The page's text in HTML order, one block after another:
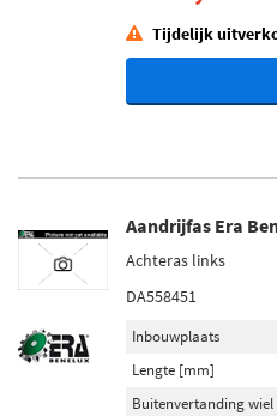
Tijdelijk
Aandrijfas Era
Achteras links
DA558451
Inbouwplaats
Lengte [mm]
Buitenvertanding wiel